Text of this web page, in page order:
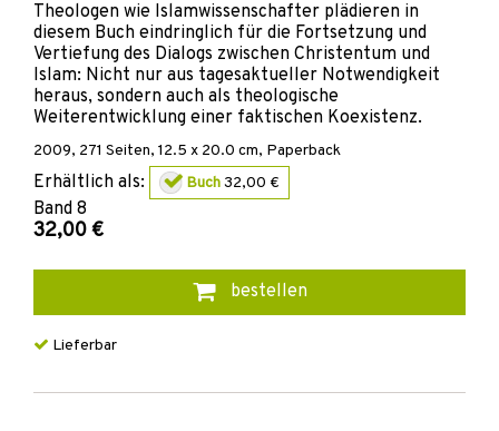
Theologen wie Islamwissenschafter plädieren in
diesem Buch eindringlich für die Fortsetzung und
Vertiefung des Dialogs zwischen Christentum und
Islam: Nicht nur aus tagesaktueller Notwendigkeit
heraus, sondern auch als theologische
Weiterentwicklung einer faktischen Koexistenz.
2009, 271 Seiten, 12.5 x 20.0 cm, Paperback
Erhältlich als: Buch32,00 €
Band 8
32,00 €
bestellen
Lieferbar